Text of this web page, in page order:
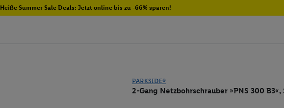
Heiße Summer Sale Deals: Jetzt online bis zu -66% sparen!
PARKSIDE®
2-Gang Netzbohrschrauber »PNS 300